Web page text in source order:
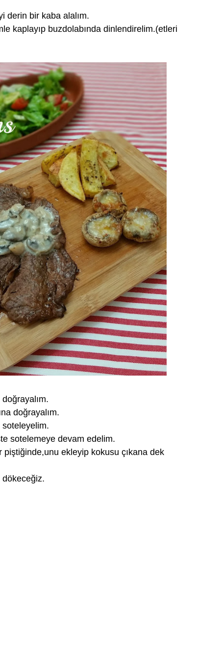
derin bir kaba alalım.
kaplayıp buzdolabında dinlendirelim.(etleri
doğrayalım.
soteleyelim.
sotelemeye devam edelim.
piştiğinde,unu ekleyip kokusu çıkana dek
dökeceğiz.